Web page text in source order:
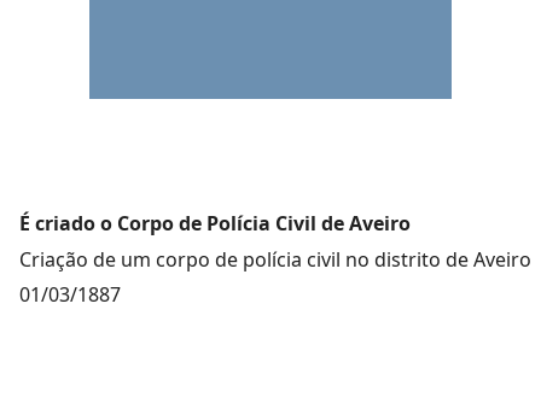
É criado o Corpo de Polícia Civil de Aveiro
Criação de um corpo de polícia civil no distrito de Aveiro
01/03/1887